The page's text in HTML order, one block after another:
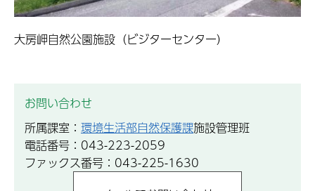
大房岬自然公園施設（ビジターセンター）
お問い合わせ
所属課室： 環境生活部自然保護課施設管理班
電話番号：043-223-2059
ファックス番号：043-225-1630